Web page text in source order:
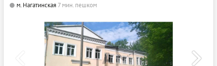
м. Нагатинская 7 мин. пешком